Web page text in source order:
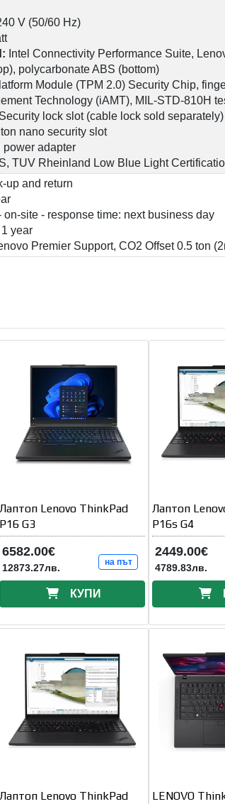
V (50/60 Hz)
Intel Connectivity Performance Suite,
polycarbonate ABS (bottom)
Module (TPM 2.0) Security Chip,
Technology (iAMT), MIL-STD-810H
Security lock slot (cable lock sold separately)
nano security slot
power adapter
TUV Rheinland Low Blue Light
up and return
on-site - response time: next business day
year
Premier Support, CO2 Offset 0.5 ton
Лаптоп Lenovo ThinkPad
P16 G3
6582.00€
12873.27лв. на път
КУПИ
Лаптоп
P16s G4
2449.00€
4789.83лв.
Лаптоп Lenovo ThinkPad LENOVO